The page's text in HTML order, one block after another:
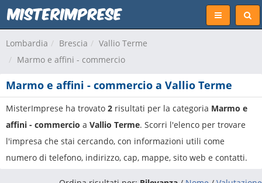
Lombardia Brescia
Vallio Terme
Marmo e affini - commercio
Marmo e affini - commercio a Vallio Terme
MisterImprese ha trovato 2 risultati per la categoria Marmo e
affini - commercio a Vallio Terme. Scorri l'elenco per trovare
l'impresa che stai cercando, con informazioni utili come
numero di telefono, indirizzo, cap, mappe, sito web e contatti.